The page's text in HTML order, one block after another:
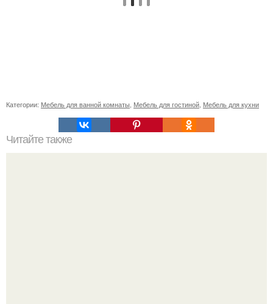
Категории: Мебель для ванной комнаты Мебель для гостиной Мебель для кухни
Читайте также